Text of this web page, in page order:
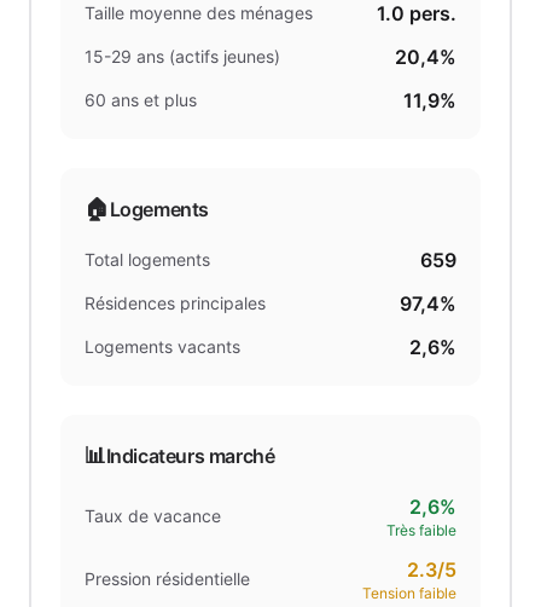
Taille moyenne des ménages 1.0 pers.
15-29 ans (actifs jeunes) 20,4%
60 ans et plus 11,9%
🏠 Logements
Total logements 659
Résidences principales 97,4%
Logements vacants 2,6%
📊Indicateurs marché
Taux de vacance 2,6%
Très faible
Pression résidentielle 2.3/5
Tension faible